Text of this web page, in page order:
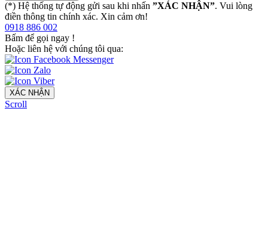
(*) Hệ thống tự động gửi sau khi nhấn ”XÁC NHẬN”. Vui lòng
điền thông tin chính xác. Xin cảm ơn!
0918 886 002
Bấm để gọi ngay !
Hoặc liên hệ với chúng tôi qua:
XÁC NHẬN
Scroll